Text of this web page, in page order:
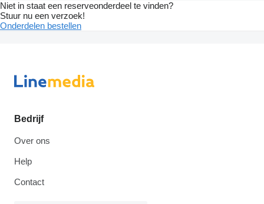
Niet in staat een reserveonderdeel te vinden?
Stuur nu een verzoek!
Onderdelen bestellen
Bedrijf
Over ons
Help
Contact